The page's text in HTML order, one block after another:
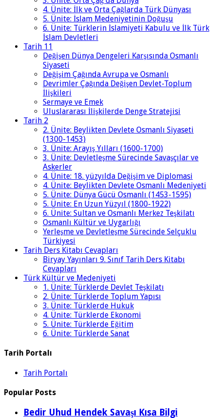
4. Ünite: İlk ve Orta Çağlarda Türk Dünyası
5. Ünite: İslam Medeniyetinin Doğuşu
6. Ünite: Türklerin İslamiyeti Kabulu ve İlk Türk
İslam Devletleri
Tarih 11
Değişen Dünya Dengeleri Karşısında Osmanlı
Siyaseti
Değişim Çağında Avrupa ve Osmanlı
Devrimler Çağında Değişen Devlet-Toplum
İlişkileri
Sermaye ve Emek
Uluslararası İlişkilerde Denge Stratejisi
Tarih 2
2. Ünite: Beylikten Devlete Osmanlı Siyaseti
(1300-1453)
3. Ünite: Arayış Yılları (1600-1700)
3. Ünite: Devletleşme Sürecinde Savaşçılar ve
Askerler
4. Ünite: 18. yüzyılda Değişim ve Diplomasi
4. Ünite: Beylikten Devlete Osmanlı Medeniyeti
5. Ünite: Dünya Gücü Osmanlı (1453-1595)
5. Ünite: En Uzun Yüzyıl (1800-1922)
6. Ünite: Sultan ve Osmanlı Merkez Teşkilatı
Osmanlı Kültür ve Uygarlığı
Yerleşme ve Devletleşme Sürecinde Selçuklu
Türkiyesi
Tarih Ders Kitabı Cevapları
Biryay Yayınları 9. Sınıf Tarih Ders Kitabı
Cevapları
Türk Kültür ve Medeniyeti
1. Ünite: Türklerde Devlet Teşkilatı
2. Ünite: Türklerde Toplum Yapısı
3. Ünite: Türklerde Hukuk
4. Ünite: Türklerde Ekonomi
5. Ünite: Türklerde Eğitim
6. Ünite: Türklerde Sanat
Tarih Portalı
Tarih Portalı
Popular Posts
Bedir Uhud Hendek Savaşı Kısa Bilgi